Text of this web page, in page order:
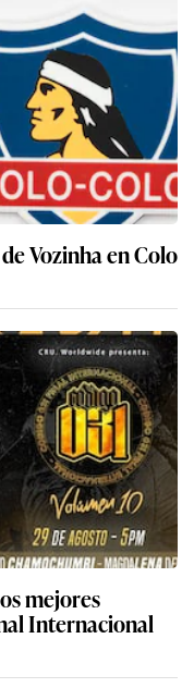
Vozinha en Colo
mejores
Internacional